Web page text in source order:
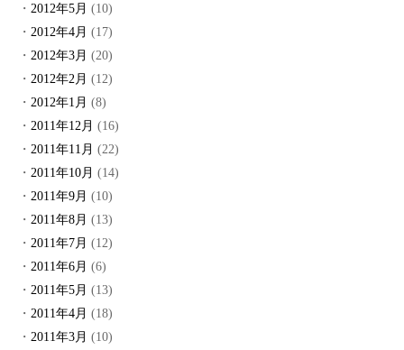
2012年5月 (10)
2012年4月 (17)
2012年3月 (20)
2012年2月 (12)
2012年1月 (8)
2011年12月 (16)
2011年11月 (22)
2011年10月 (14)
2011年9月 (10)
2011年8月 (13)
2011年7月 (12)
2011年6月 (6)
2011年5月 (13)
2011年4月 (18)
2011年3月 (10)